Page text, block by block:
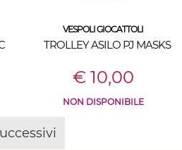
VESPOLI GIOCATTOLI
TROLLEY ASILO PJ MASKS
€ 10,00
NON DISPONIBILE